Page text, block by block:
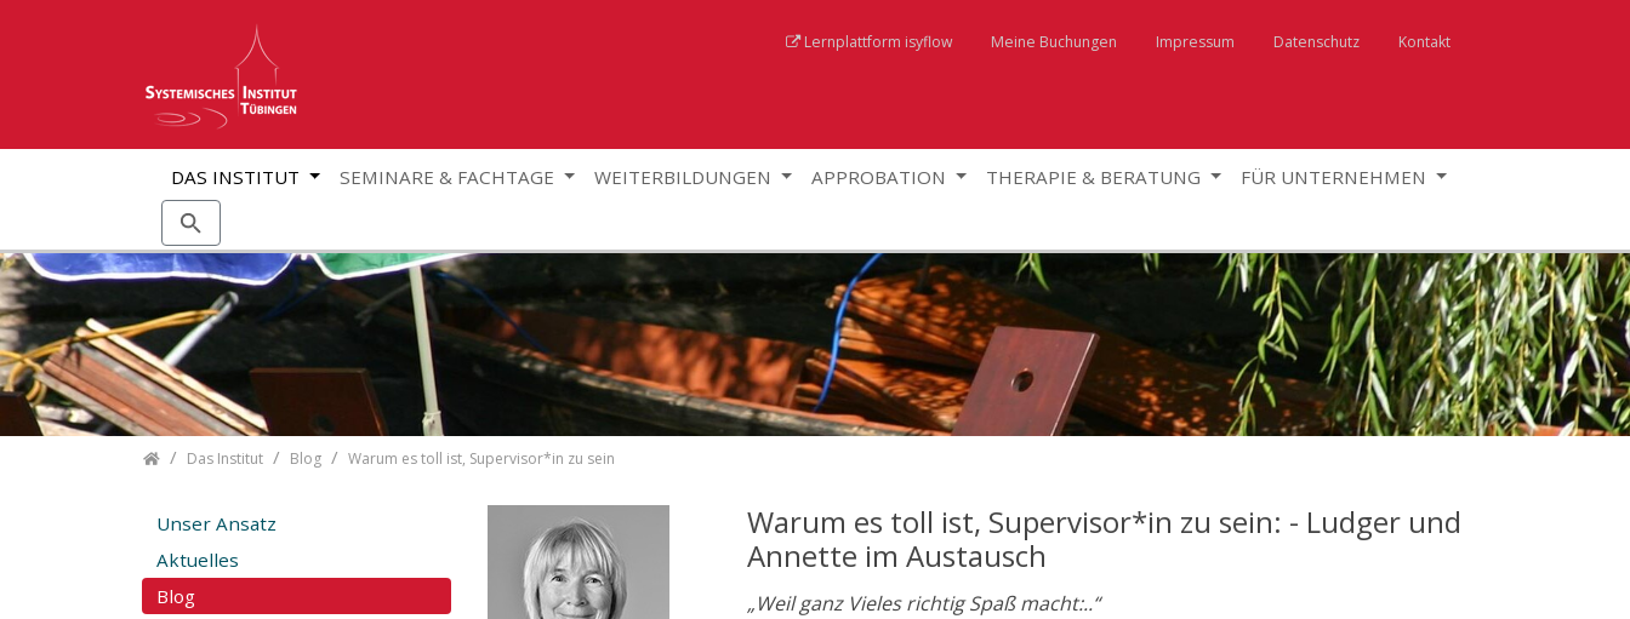
Lernplattform isyflow Meine Buchungen Impressum Datenschutz Kontakt
DAS INSTITUT SEMINARE & FACHTAGE WEITERBILDUNGEN APPROBATION THERAPIE & BERATUNG FÜR UNTERNEHMEN
Das Institut Blog Warum es toll ist, Supervisor*in zu sein
Warum es toll ist, Supervisor*in zu sein: - Ludger und
Annette im Austausch
„Weil ganz Vieles richtig Spaß macht:..“
Unser Ansatz
Aktuelles
Blog